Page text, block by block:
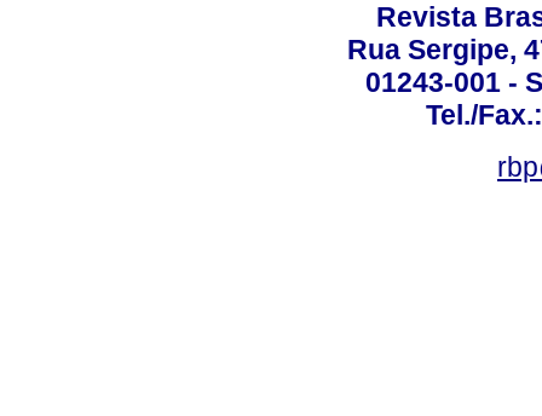
Revista
Rua Sergipe,
01243-001 -
Tel./